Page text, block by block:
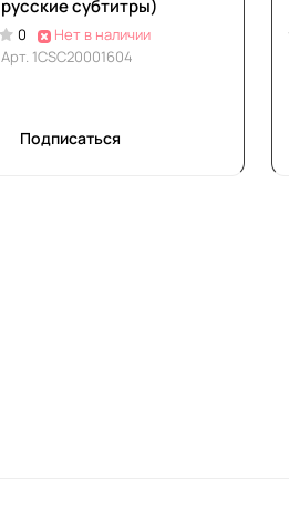
русские субтитры)
0
Нет в наличии
Арт. 1CSC20001604
Подписаться